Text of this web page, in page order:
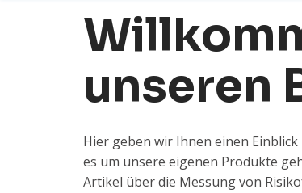
unseren
Hier geben wir Ihnen einen
es um unsere eigenen Produkte
Artikel über die Messung von